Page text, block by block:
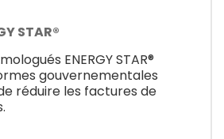
STAR®
ENERGY STAR®
gouvernementales
réduire les factures de